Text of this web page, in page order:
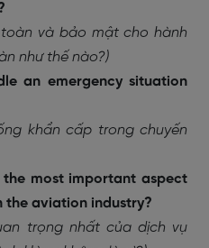
và bảo mật cho hành
như thế nào?)
an emergency situation
khẩn cấp trong chuyến
most important aspect
the aviation industry?
trọng nhất của dịch vụ